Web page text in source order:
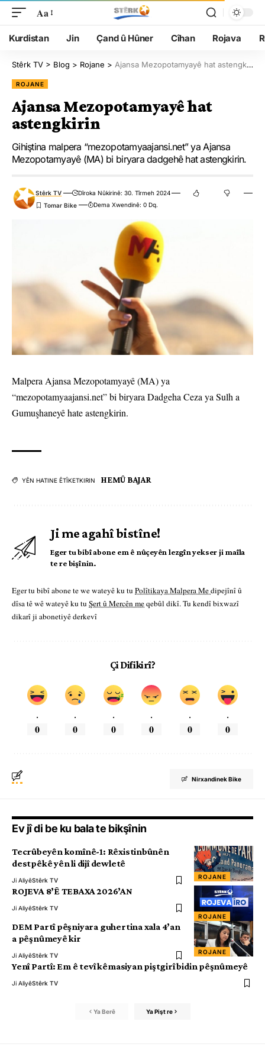
Aa
Kurdistan Jin Çand û Hûner Cîhan Rojava
Stêrk TV > Blog > Rojane > Ajansa Mezopotamyayê hat astengkirin
ROJANE
Ajansa Mezopotamyayê hat
astengkirin
Gihiştina malpera “mezopotamyaajansi.net” ya Ajansa
Mezopotamyayê (MA) bi biryara dadgehê hat astengkirin.
Stêrk TV
Dîroka Nûkirinê: 30. Tîrmeh 2024
Dema Xwendinê: 0 Dq.
Malpera Ajansa Mezopotamyayê (MA) ya
“mezopotamyaajansi.net” bi biryara Dadgeha Ceza ya Sulh a
Gumuşhaneyê hate astengkirin.
YÊN HATINE ÊTÎKETKIRIN HEMÛ BAJAR
Ji me agahî bistîne!
Eger tu bibî abone em ê nûçeyên lezgîn yekser ji maîla
te re bişînin.
Eger tu bibî abone te we wateyê ku tu Polîtikaya Malpera Medipejînî û
dîsa tê wê wateyê ku tu Şert û Mercên meqebûl dikî. Tu kendî bixwazî
dikarî ji abonetiyê derkevî
Çi Difikirî?
.
0
.
0
.
0
.
0
.
0
.
0
Nirxandinek Bike
Ev jî di be ku bala te bikşînin
ROJANE
Tecrûbeyên komînê-1: Rêxistinbûnên
destpêkê yên li dijî dewletê
Ji AliyêStêrk TV
ROJANE
ROJEVA 8’Ê TEBAXA 2026’AN
Ji AliyêStêrk TV
ROJANE
DEM Partî pêşniyara guhertina xala 4’an
a pêşnûmeyê kir
Ji AliyêStêrk TV
Yenî Partî: Em ê tevî kêmasiyan piştgirî bidin pêşnûmeyê
Ji AliyêStêrk TV
Ya Berê Ya Pişt re